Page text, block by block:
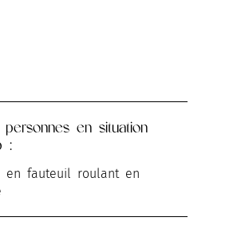
en situation
:
en fauteuil roulant en